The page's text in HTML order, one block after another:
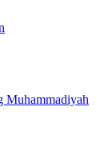
Muhammadiyah